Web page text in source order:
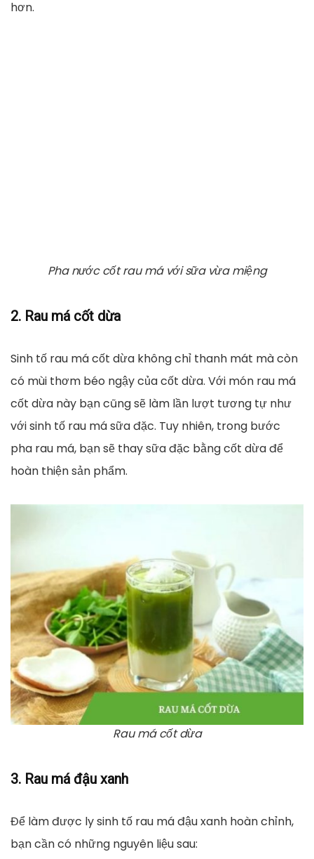
hơn.
Pha nước cốt rau má với sữa vừa miệng
2. Rau má cốt dừa
Sinh tố rau má cốt dừa không chỉ thanh mát mà còn
có mùi thơm béo ngậy của cốt dừa. Với món rau má
cốt dừa này bạn cũng sẽ làm lần lượt tương tự như
với sinh tố rau má sữa đặc. Tuy nhiên, trong bước
pha rau má, bạn sẽ thay sữa đặc bằng cốt dừa để
hoàn thiện sản phẩm.
Rau má cốt dừa
3. Rau má đậu xanh
Để làm được ly sinh tố rau má đậu xanh hoàn chỉnh,
bạn cần có những nguyên liệu sau: